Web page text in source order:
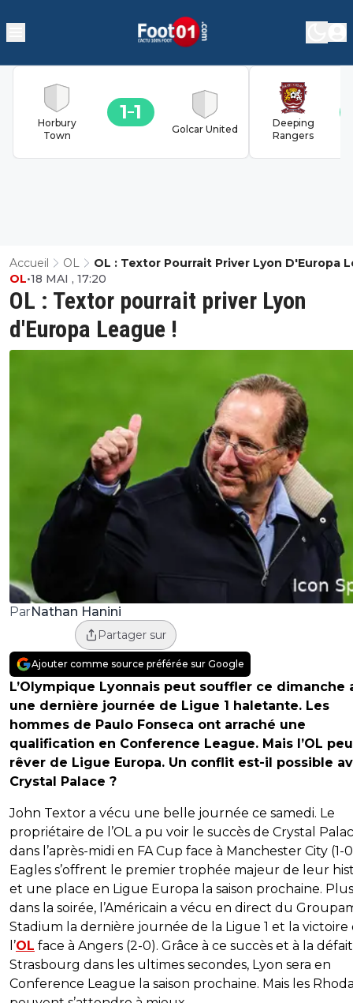
Horbury
Town
1 1
Golcar United
Deeping
Rangers
Accueil OL
OL : Textor Pourrait Priver Lyon D'Europa
!
OL : Textor pourrait priver Lyon
d'Europa League !
OL•18 MAI , 17:20
ParNathan Hanini
Partager sur
Ajouter comme source préférée sur Google
L’Olympique Lyonnais peut souffler ce dimanche
une dernière journée de Ligue 1 haletante. Les
hommes de Paulo Fonseca ont arraché une
qualification en Conference League. Mais l’OL
rêver de Ligue Europa. Un conflit est-il possible
Crystal Palace ?
John Textor a vécu une belle journée ce samedi. Le
propriétaire de l’OL a pu voir le succès de Crystal
dans l’après-midi en FA Cup face à Manchester City (1-
Eagles s’offrent le premier trophée majeur de leur
et une place en Ligue Europa la saison prochaine.
dans la soirée, l’Américain a vécu en direct du
Stadium la dernière journée de la Ligue 1 et la victoire
l’OL face à Angers (2-0). Grâce à ce succès et à la
Strasbourg dans les ultimes secondes, Lyon sera en
Conference League la saison prochaine. Mais les